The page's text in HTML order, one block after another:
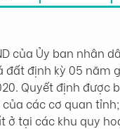
của Ủy ban nhân
đất định kỳ 05
Quyết định
các cơ quan
ở tại các khu quy